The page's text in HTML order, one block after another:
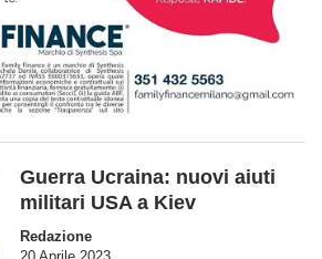
Guerra Ucraina: nuovi aiuti
militari USA a Kiev
Redazione